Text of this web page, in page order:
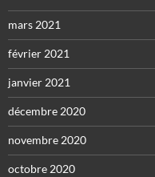
mars 2021
février 2021
janvier 2021
décembre 2020
novembre 2020
octobre 2020